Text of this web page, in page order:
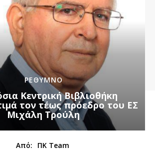
ΡΕΘΥΜΝΟ
Κεντρική Βιβλιοθήκη
τον τέως πρόεδρο του ΕΣ
Μιχάλη Τρούλη
Από:
ΠΚ Team